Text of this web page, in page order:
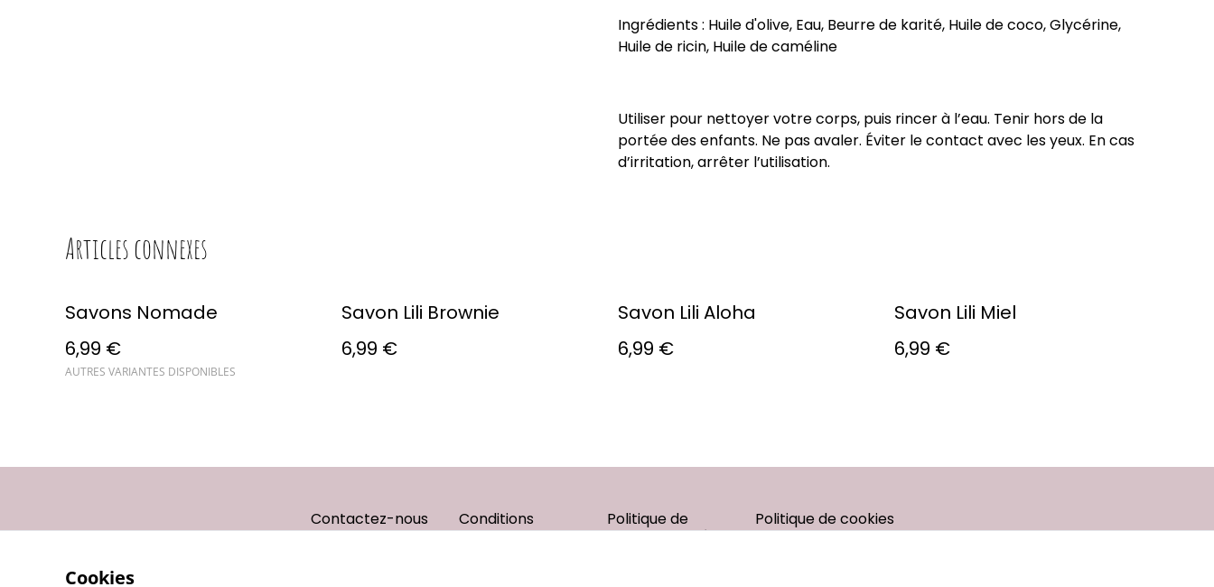
Ingrédients : Huile d'olive, Eau, Beurre de karité, Huile de coco, Glycérine,
Huile de ricin, Huile de caméline
Utiliser pour nettoyer votre corps, puis rincer à l’eau. Tenir hors de la
portée des enfants. Ne pas avaler. Éviter le contact avec les yeux. En cas
d’irritation, arrêter l’utilisation.
Articles connexes
Savons Nomade
6,99 €
AUTRES VARIANTES DISPONIBLES
Savon Lili Brownie
6,99 €
Savon Lili Aloha
6,99 €
Savon Lili Miel
6,99 €
Contactez-nous Conditions
Politique de
confidentialité
Politique de cookies
Cookies